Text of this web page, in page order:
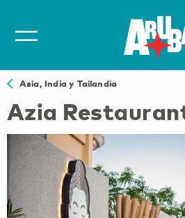
Asia, India y Tailandia
Azia